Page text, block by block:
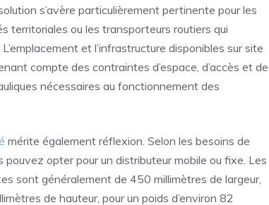
s’avère particulièrement pertinente pour les
territoriales ou les transporteurs routiers qui
et l’infrastructure disponibles sur site
compte des contraintes d’espace, d’accès et de
nécessaires au fonctionnement des
mérite également réflexion. Selon les besoins de
opter pour un distributeur mobile ou fixe. Les
sont généralement de 450 millimètres de largeur,
de hauteur, pour un poids d’environ 82